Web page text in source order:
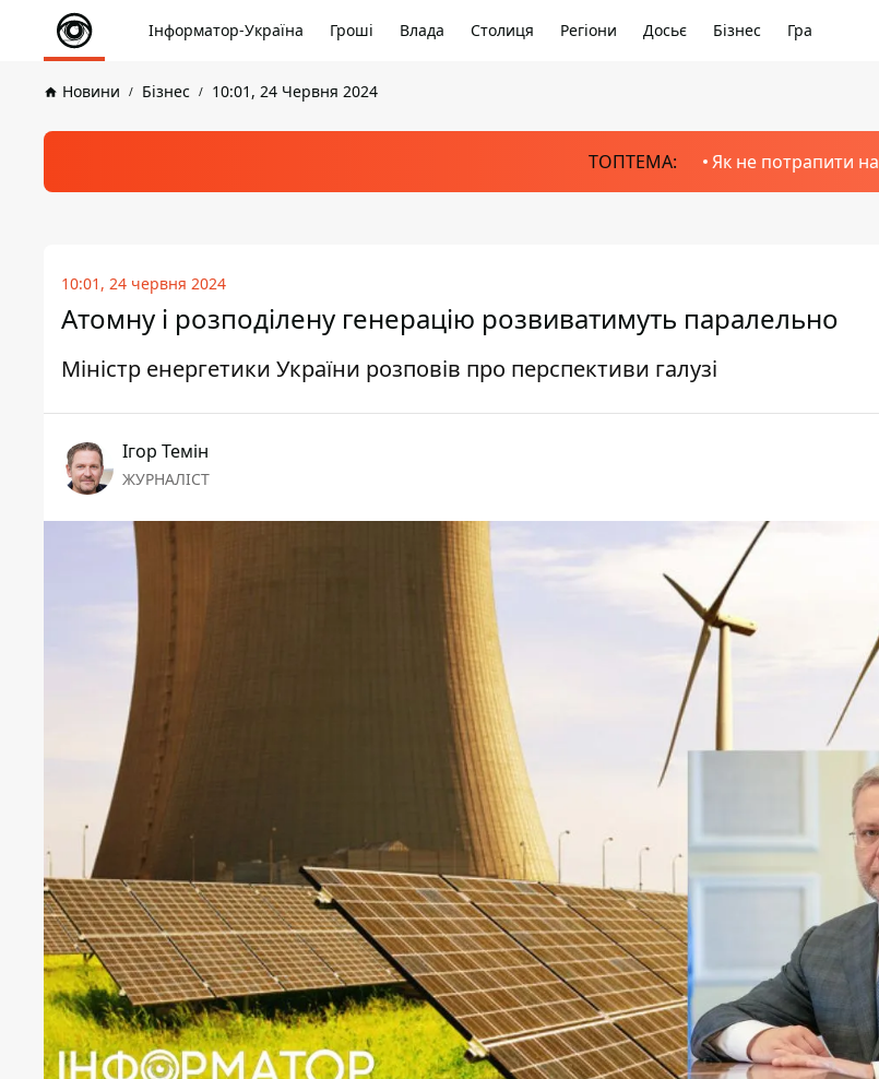
Інформатор-Україна Гроші Влада Столиця Регіони Досьє Бізнес Гра
Новини Бізнес 10:01, 24 Червня 2024
ТОПТЕМА: Як не потрапити на
10:01, 24 червня 2024
Атомну і розподілену генерацію розвиватимуть паралельно
Міністр енергетики України розповів про перспективи галузі
Ігор Темін
ЖУРНАЛІСТ